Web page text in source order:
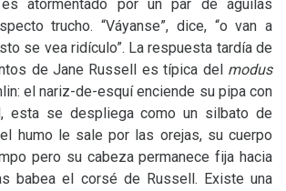
atormentado por un par de águilas
trucho. “Váyanse”, dice, “o van a
se vea ridículo”. La respuesta tardía de
de Jane Russell es típica del modus
el nariz-de-esquí enciende su pipa con
esta se despliega como un silbato de
humo le sale por las orejas, su cuerpo
pero su cabeza permanece fija hacia
babea el corsé de Russell. Existe una